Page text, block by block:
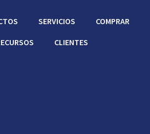
SERVICIOS COMPRAR
CLIENTES